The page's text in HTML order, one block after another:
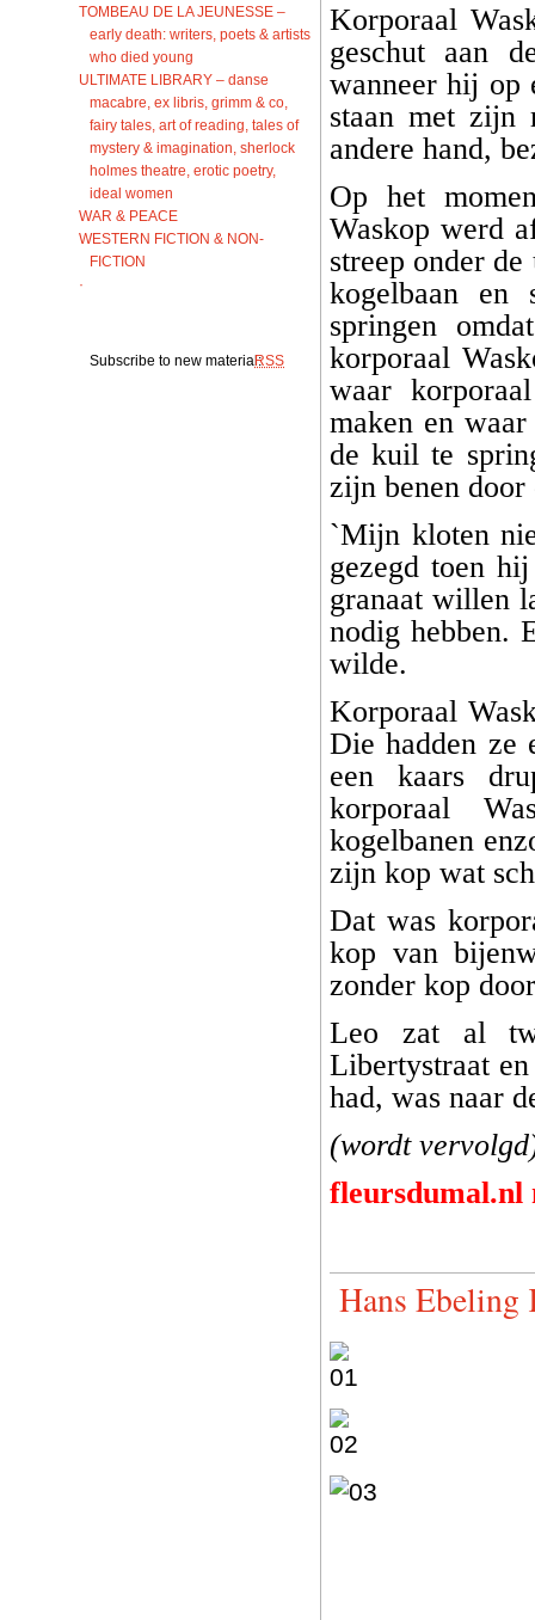
TOMBEAU DE LA JEUNESSE –
early death: writers, poets & artists
who died young
ULTIMATE LIBRARY – danse
macabre, ex libris, grimm & co,
fairy tales, art of reading, tales of
mystery & imagination, sherlock
holmes theatre, erotic poetry,
ideal women
WAR & PEACE
WESTERN FICTION & NON-
FICTION
·
Subscribe to new material:RSS
Korporaal
geschut aan
wanneer hij op
staan met zijn
andere hand,
Op het
Waskop werd
streep onder
kogelbaan
springen
korporaal
waar
maken en
de kuil te
zijn benen
`Mijn kloten
gezegd toen
granaat willen
nodig hebben.
wilde.
Korporaal
Die hadden ze
een kaars
korporaal
kogelbanen
zijn kop wat
Dat was
kop van
zonder kop
Leo zat al
Libertystraat
had, was naar
(wordt
fleursdumal.nl
Hans